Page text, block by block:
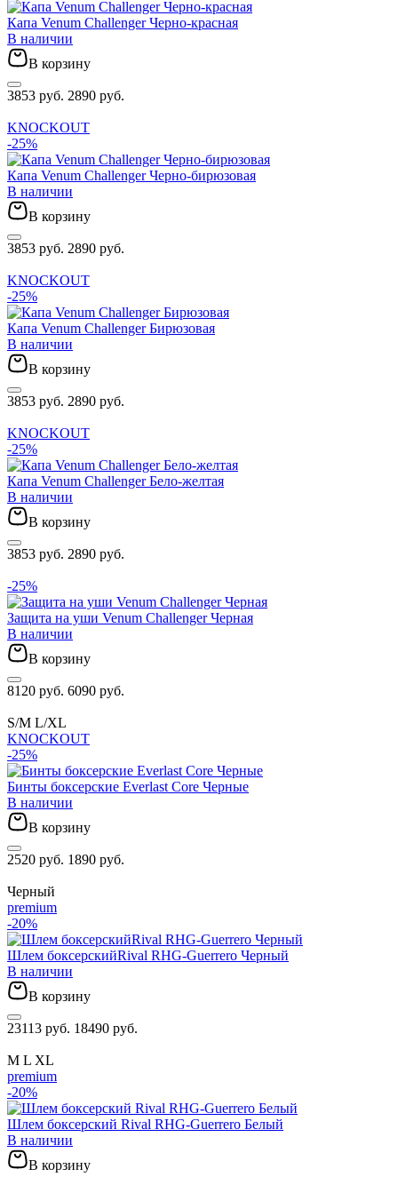
Капа Venum Challenger Черно-красная
В наличии
В корзину
3853 руб. 2890 руб.
KNOCKOUT
-25%
Капа Venum Challenger Черно-бирюзовая
В наличии
В корзину
3853 руб. 2890 руб.
KNOCKOUT
-25%
Капа Venum Challenger Бирюзовая
В наличии
В корзину
3853 руб. 2890 руб.
KNOCKOUT
-25%
Капа Venum Challenger Бело-желтая
В наличии
В корзину
3853 руб. 2890 руб.
-25%
Защита на уши Venum Challenger Черная
В наличии
В корзину
8120 руб. 6090 руб.
S/M L/XL
KNOCKOUT
-25%
Бинты боксерские Everlast Core Черные
В наличии
В корзину
2520 руб. 1890 руб.
Черный
premium
-20%
Шлем боксерскийRival RHG-Guerrero Черный
В наличии
В корзину
23113 руб. 18490 руб.
M L XL
premium
-20%
Шлем боксерский Rival RHG-Guerrero Белый
В наличии
В корзину